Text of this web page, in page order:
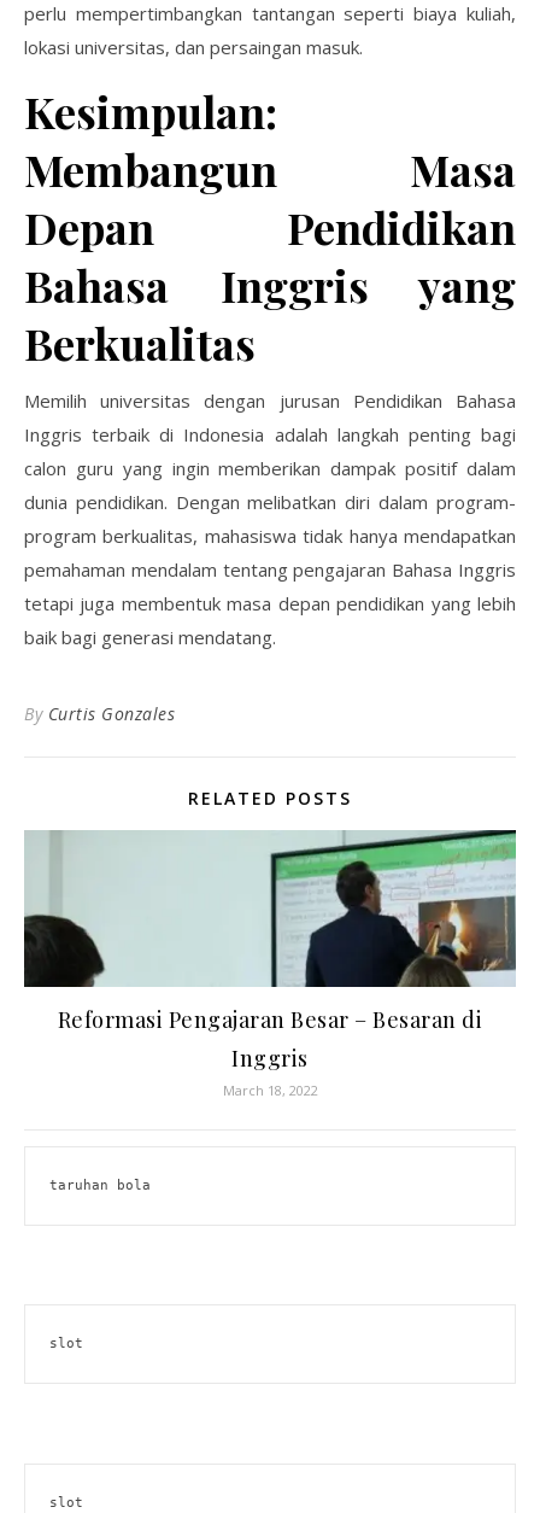
perlu mempertimbangkan tantangan seperti biaya kuliah,
lokasi universitas, dan persaingan masuk.
Kesimpulan:
Membangun Masa
Depan Pendidikan
Bahasa Inggris yang
Berkualitas
Memilih universitas dengan jurusan Pendidikan Bahasa
Inggris terbaik di Indonesia adalah langkah penting bagi
calon guru yang ingin memberikan dampak positif dalam
dunia pendidikan. Dengan melibatkan diri dalam program-
program berkualitas, mahasiswa tidak hanya mendapatkan
pemahaman mendalam tentang pengajaran Bahasa Inggris
tetapi juga membentuk masa depan pendidikan yang lebih
baik bagi generasi mendatang.
By Curtis Gonzales
RELATED POSTS
Reformasi Pengajaran Besar – Besaran di
Inggris
March 18, 2022
taruhan bola
slot
slot